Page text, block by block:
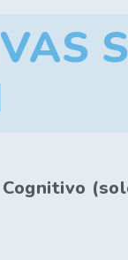
Cognitivo